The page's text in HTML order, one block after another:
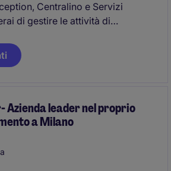
Centralino e Servizi
di gestire le attività di
posizione richiede attenzione
organizzative per garantire un
leader nel proprio
a Milano